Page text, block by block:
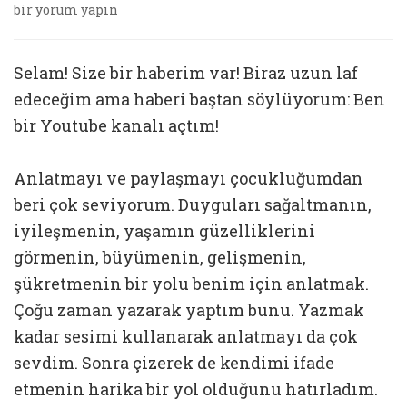
bir yorum yapın
Selam! Size bir haberim var! Biraz uzun laf
edeceğim ama haberi baştan söylüyorum: Ben
bir Youtube kanalı açtım!
Anlatmayı ve paylaşmayı çocukluğumdan
beri çok seviyorum. Duyguları sağaltmanın,
iyileşmenin, yaşamın güzelliklerini
görmenin, büyümenin, gelişmenin,
şükretmenin bir yolu benim için anlatmak.
Çoğu zaman yazarak yaptım bunu. Yazmak
kadar sesimi kullanarak anlatmayı da çok
sevdim. Sonra çizerek de kendimi ifade
etmenin harika bir yol olduğunu hatırladım.